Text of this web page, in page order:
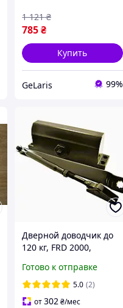
785₴
1 121 ₴
Купить
GeLaris 99%
Дверной доводчик до
120 кг, FRD 2000,
доводчик на двери /
Доводчик двери /
Доводчики
Готово к отправке
5.0 (2)
от302₴/мес